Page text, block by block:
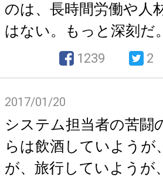
のは、長時間労働や人
はない。もっと深刻だ
1239 2
2017/01/20
システム担当者の苦闘
らは飲酒していようが
が、旅行していようが